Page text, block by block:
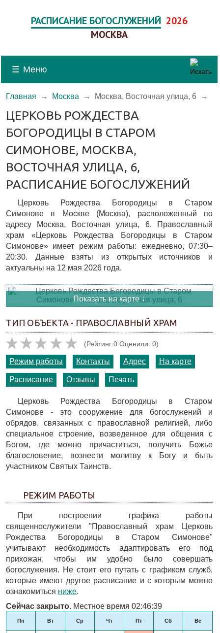
РАСПИСАНИЕ БОГОСЛУЖЕНИЙ 2026
МОСКВА
☰ Меню
Главная → Москва → Москва, Восточная улица, 6 →
ЦЕРКОВЬ РОЖДЕСТВА
БОГОРОДИЦЫ В СТАРОМ
СИМОНОВЕ, МОСКВА,
ВОСТОЧНАЯ УЛИЦА, 6,
РАСПИСАНИЕ БОГОСЛУЖЕНИЙ
Церковь Рождества Богородицы в Старом
Симонове в Москве (Москва), расположенный по
адресу Москва, Восточная улица, 6. Православный
храм «Церковь Рождества Богородицы в Старом
Симонове» имеет режим работы: ежедневно, 07:30–
20:30. Данные взяты из открытых источников и
актуальны на 12 мая 2026 года.
Показать на карте ↓
ТИП ОБЪЕКТА - ПРАВОСЛАВНЫЙ ХРАМ
(Рейтинг:0 Оценили: 0)
Режим работы Контакты Адрес На карте
Расписание Отзывы Печать
Церковь Рождества Богородицы в Старом
Симонове - это сооружение для богослужений и
обрядов, связанных с православной религией, либо
специальное строение, возведенное для общения с
Богом, где можно причаститься, получить Божье
благословение, вознести молитву к Богу и быть
участником Святых Таинств.
РЕЖИМ РАБОТЫ
При построении графика работы
священнослужители "Православный храм Церковь
Рождества Богородицы в Старом Симонове"
учитывают необходимость адаптировать его под
прихожан, чтобы им удобно было совершать
богослужения. Не стоит его путать с графиком служб,
которые имеют другое расписание и с которым можно
ознакомиться ниже.
Сейчас закрыто. Местное время 02:46:39
Пн Вт Ср Чт Пт Сб Вс